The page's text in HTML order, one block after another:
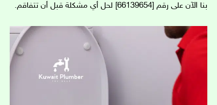
بنا الآن على رقم [66139654] لحل أي مشكلة قبل أن تتفاقم.